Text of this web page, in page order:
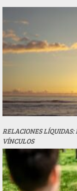
RELACIONES LÍQUIDAS:
VÍNCULOS